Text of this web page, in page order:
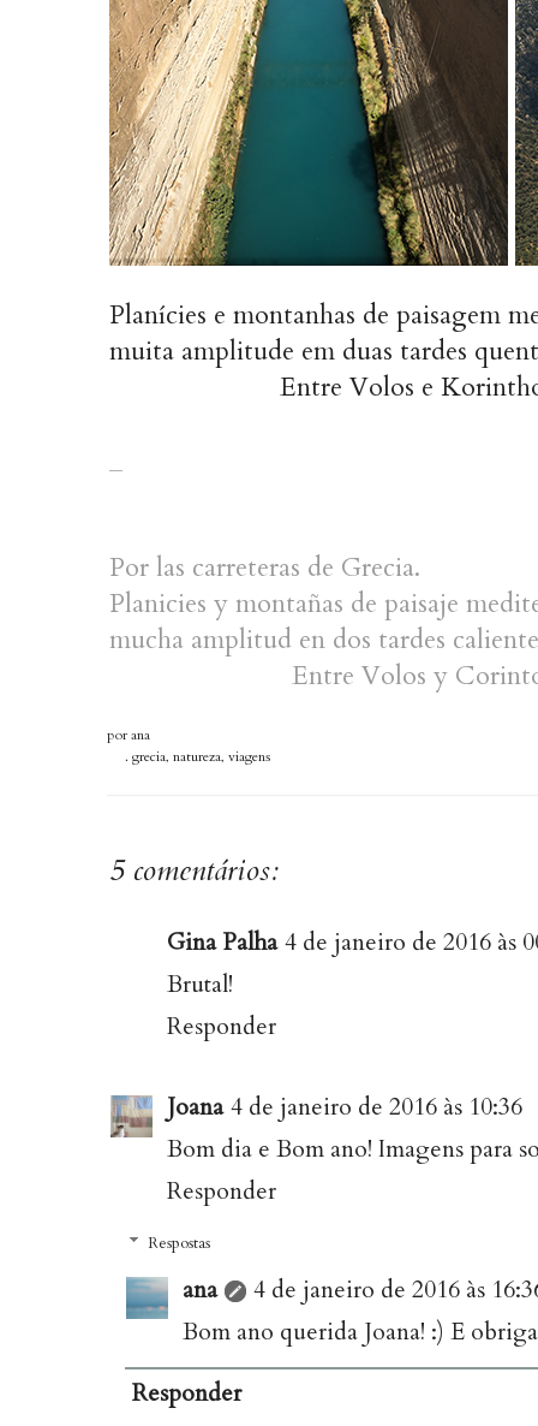
Planícies e montanhas de paisagem
muita amplitude em duas tardes
Entre Volos e
Por las carreteras de Grecia.
Planicies y montañas de paisaje
mucha amplitud en dos tardes
Entre Volos y
porana
. grecia, natureza, viagens
5 comentários:
Gina Palha 4 de janeiro de 2016 às
Brutal!
Responder
Joana 4 de janeiro de 2016 às 10:36
Bom dia e Bom ano! Imagens para
Responder
Respostas
ana
4 de janeiro de 2016 às
Bom ano querida Joana! :) E
Responder